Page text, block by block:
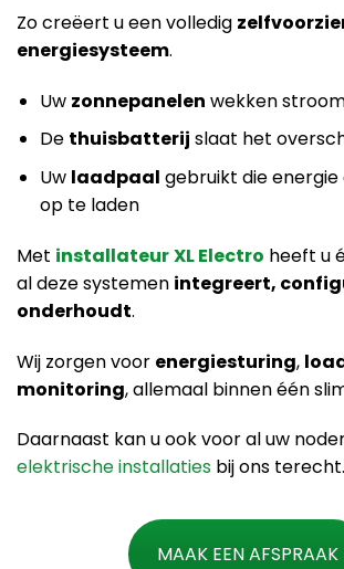
Zo creëert u een volledig
energiesysteem.
Uw zonnepanelen wekken
De thuisbatterij slaat het
Uw laadpaal gebruikt die
op te laden
Met installateurXL Electro heeft u
al deze systemen integreert,
onderhoudt.
Wij zorgen voor energiesturing,
monitoring, allemaal binnen één
Daarnaast kan u ook voor al uw
elektrische installaties bij ons terecht.
MAAK EEN AFSPRAAK